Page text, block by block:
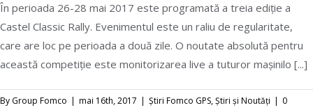
Fomco GPS asigură transmisia live a Castel
Classic Rally 2017
În perioada 26-28 mai 2017 este programată a treia ediție a
Castel Classic Rally. Evenimentul este un raliu de regularitate,
care are loc pe perioada a două zile. O noutate absolută pentru
această competiție este monitorizarea live a tuturor mașinilo [...]
By Group Fomco mai 16th, 2017 Știri Fomco GPS,Știri și Noutăți
0